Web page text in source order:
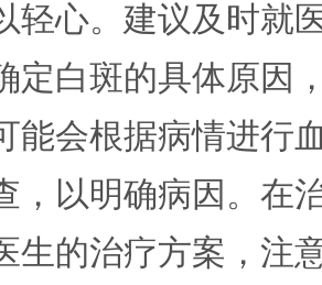
轻心。建议及时就
定白斑的具体原因
能会根据病情进行
，以明确病因。在
生的治疗方案，注